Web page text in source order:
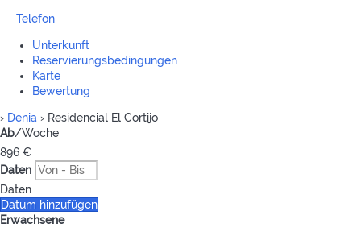
Telefon
Unterkunft
Reservierungsbedingungen
Karte
Bewertung
› Denia › Residencial El Cortijo
Ab/Woche
896 €
Daten
Daten
Datum hinzufügen
Erwachsene